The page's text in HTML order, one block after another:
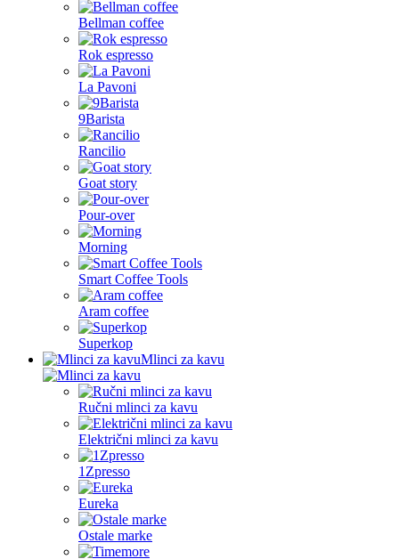
Bellman coffee
Rok espresso
La Pavoni
9Barista
Rancilio
Goat story
Pour-over
Morning
Smart Coffee Tools
Aram coffee
Superkop
Mlinci za kavu
Ručni mlinci za kavu
Električni mlinci za kavu
1Zpresso
Eureka
Ostale marke